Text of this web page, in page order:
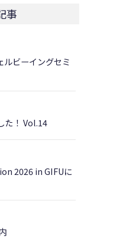
事
ルビーイングセミ
た！ Vol.14
2026 in GIFUに